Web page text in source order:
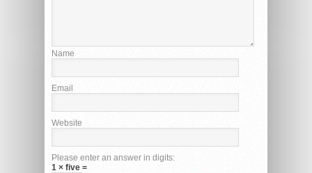
Name
Email
Website
Please enter an answer in digits:
1 × five =